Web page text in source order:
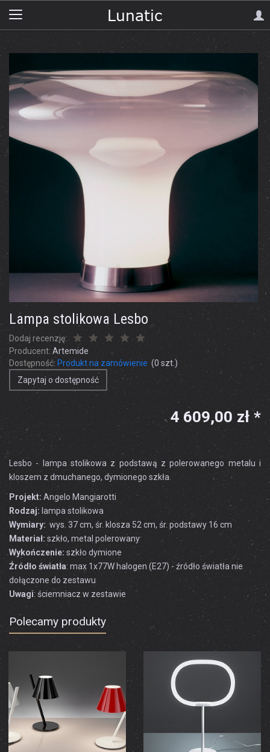
Lampa stolikowa Lesbo
Dodaj recenzję:
Producent: Artemide
Dostępność: Produkt na zamówienie (0 szt.)
Zapytaj o dostępność
4 609,00 zł *
Lesbo - lampa stolikowa z podstawą z polerowanego metalu i
kloszem z dmuchanego, dymionego szkła.
Projekt: Angelo Mangiarotti
Rodzaj:lampa stolikowa
Wymiary: wys. 37 cm, śr. klosza 52 cm, śr. podstawy 16 cm
Materiał: szkło, metal polerowany
Wykończenie: szkło dymione
Źródło światła: max 1x77W halogen (E27) - źródło światła nie
dołączone do zestawu
Uwagi: ściemniacz w zestawie
Polecamy produkty